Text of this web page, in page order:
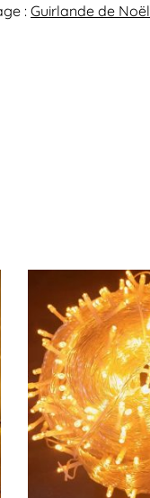
:Guirlande de Noël